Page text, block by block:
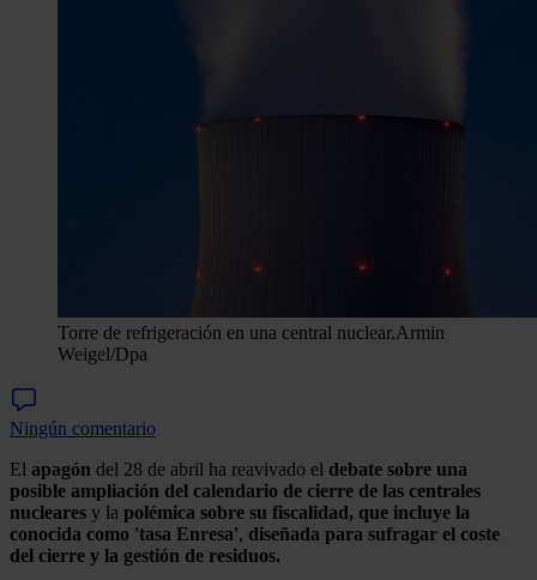
Torre de refrigeración en una central nuclear.Armin
Weigel/Dpa
Ningún comentario
El apagón del 28 de abril ha reavivado el debate sobre una
posible ampliación del calendario de cierre de las centrales
nucleares y la polémica sobre su fiscalidad, que incluye la
conocida como 'tasa Enresa', diseñada para sufragar el coste
del cierre y la gestión de residuos.